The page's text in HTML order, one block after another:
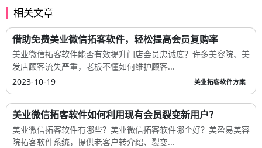
相关文章
借助免费美业微信拓客软件，轻松提高会员复购率
美业微信拓客软件能否有效提升门店会员忠诚度？许多美容院、美
发店顾客流失严重，老板不懂如何维护顾客...
2023-10-19
美业拓客软件方案
美业微信拓客软件如何利用现有会员裂变新用户？
美业微信拓客软件有哪些？美业微信拓客软件哪个好？美盈易美容
院拓客软件系统，提供老客户转介绍、裂变...